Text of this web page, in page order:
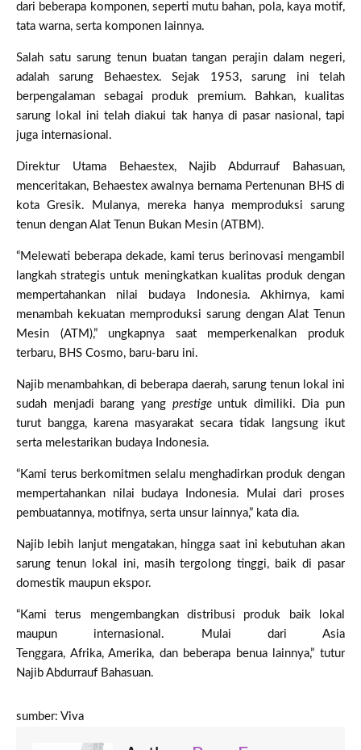
dari beberapa komponen, seperti mutu bahan, pola, kaya motif,
tata warna, serta komponen lainnya.
Salah satu sarung tenun buatan tangan perajin dalam negeri,
adalah sarung Behaestex. Sejak 1953, sarung ini telah
berpengalaman sebagai produk premium. Bahkan, kualitas
sarung lokal ini telah diakui tak hanya di pasar nasional, tapi
juga internasional.
Direktur Utama Behaestex, Najib Abdurrauf Bahasuan,
menceritakan, Behaestex awalnya bernama Pertenunan BHS di
kota Gresik. Mulanya, mereka hanya memproduksi sarung
tenun dengan Alat Tenun Bukan Mesin (ATBM).
“Melewati beberapa dekade, kami terus berinovasi mengambil
langkah strategis untuk meningkatkan kualitas produk dengan
mempertahankan nilai budaya Indonesia. Akhirnya, kami
menambah kekuatan memproduksi sarung dengan Alat Tenun
Mesin (ATM),” ungkapnya saat memperkenalkan produk
terbaru, BHS Cosmo, baru-baru ini.
Najib menambahkan, di beberapa daerah, sarung tenun lokal ini
sudah menjadi barang yang prestigeuntuk dimiliki. Dia pun
turut bangga, karena masyarakat secara tidak langsung ikut
serta melestarikan budaya Indonesia.
“Kami terus berkomitmen selalu menghadirkan produk dengan
mempertahankan nilai budaya Indonesia. Mulai dari proses
pembuatannya, motifnya, serta unsur lainnya,” kata dia.
Najib lebih lanjut mengatakan, hingga saat ini kebutuhan akan
sarung tenun lokal ini, masih tergolong tinggi, baik di pasar
domestik maupun ekspor.
“Kami terus mengembangkan distribusi produk baik lokal
maupun internasional. Mulai dari Asia
Tenggara, Afrika, Amerika, dan beberapa benua lainnya,” tutur
Najib Abdurrauf Bahasuan.
sumber: Viva